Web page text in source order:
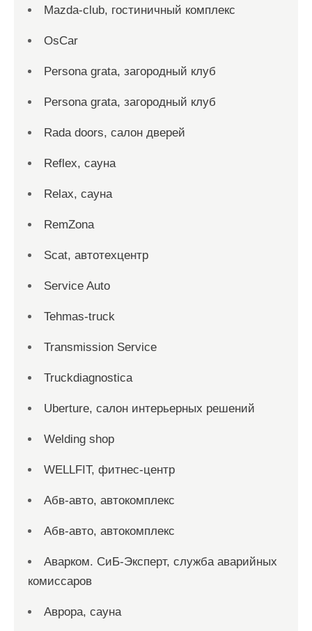
Mazda-club, гостиничный комплекс
OsCar
Persona grata, загородный клуб
Persona grata, загородный клуб
Rada doors, салон дверей
Reflex, сауна
Relax, сауна
RemZona
Scat, автотехцентр
Service Auto
Tehmas-truck
Transmission Service
Truckdiagnostica
Uberture, салон интерьерных решений
Welding shop
WELLFIT, фитнес-центр
Абв-авто, автокомплекс
Абв-авто, автокомплекс
Аварком. СиБ-Эксперт, служба аварийных
комиссаров
Аврора, сауна